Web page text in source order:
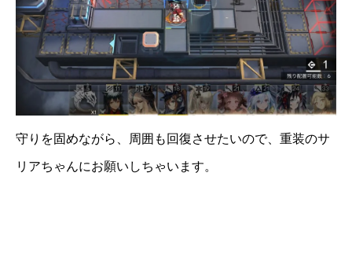
守りを固めながら、周囲も回復させたいので、重装のサ
リアちゃんにお願いしちゃいます。